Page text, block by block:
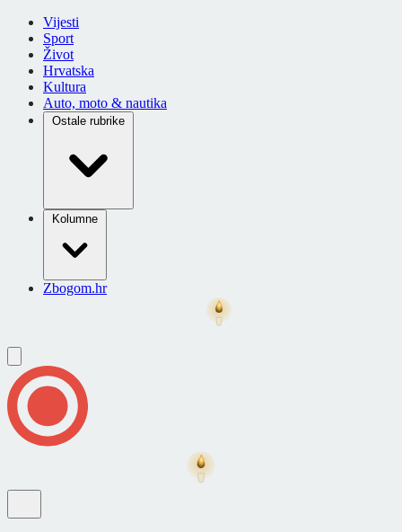
Vijesti
Sport
Život
Hrvatska
Kultura
Auto, moto & nautika
Ostale rubrike
Kolumne
Zbogom.hr